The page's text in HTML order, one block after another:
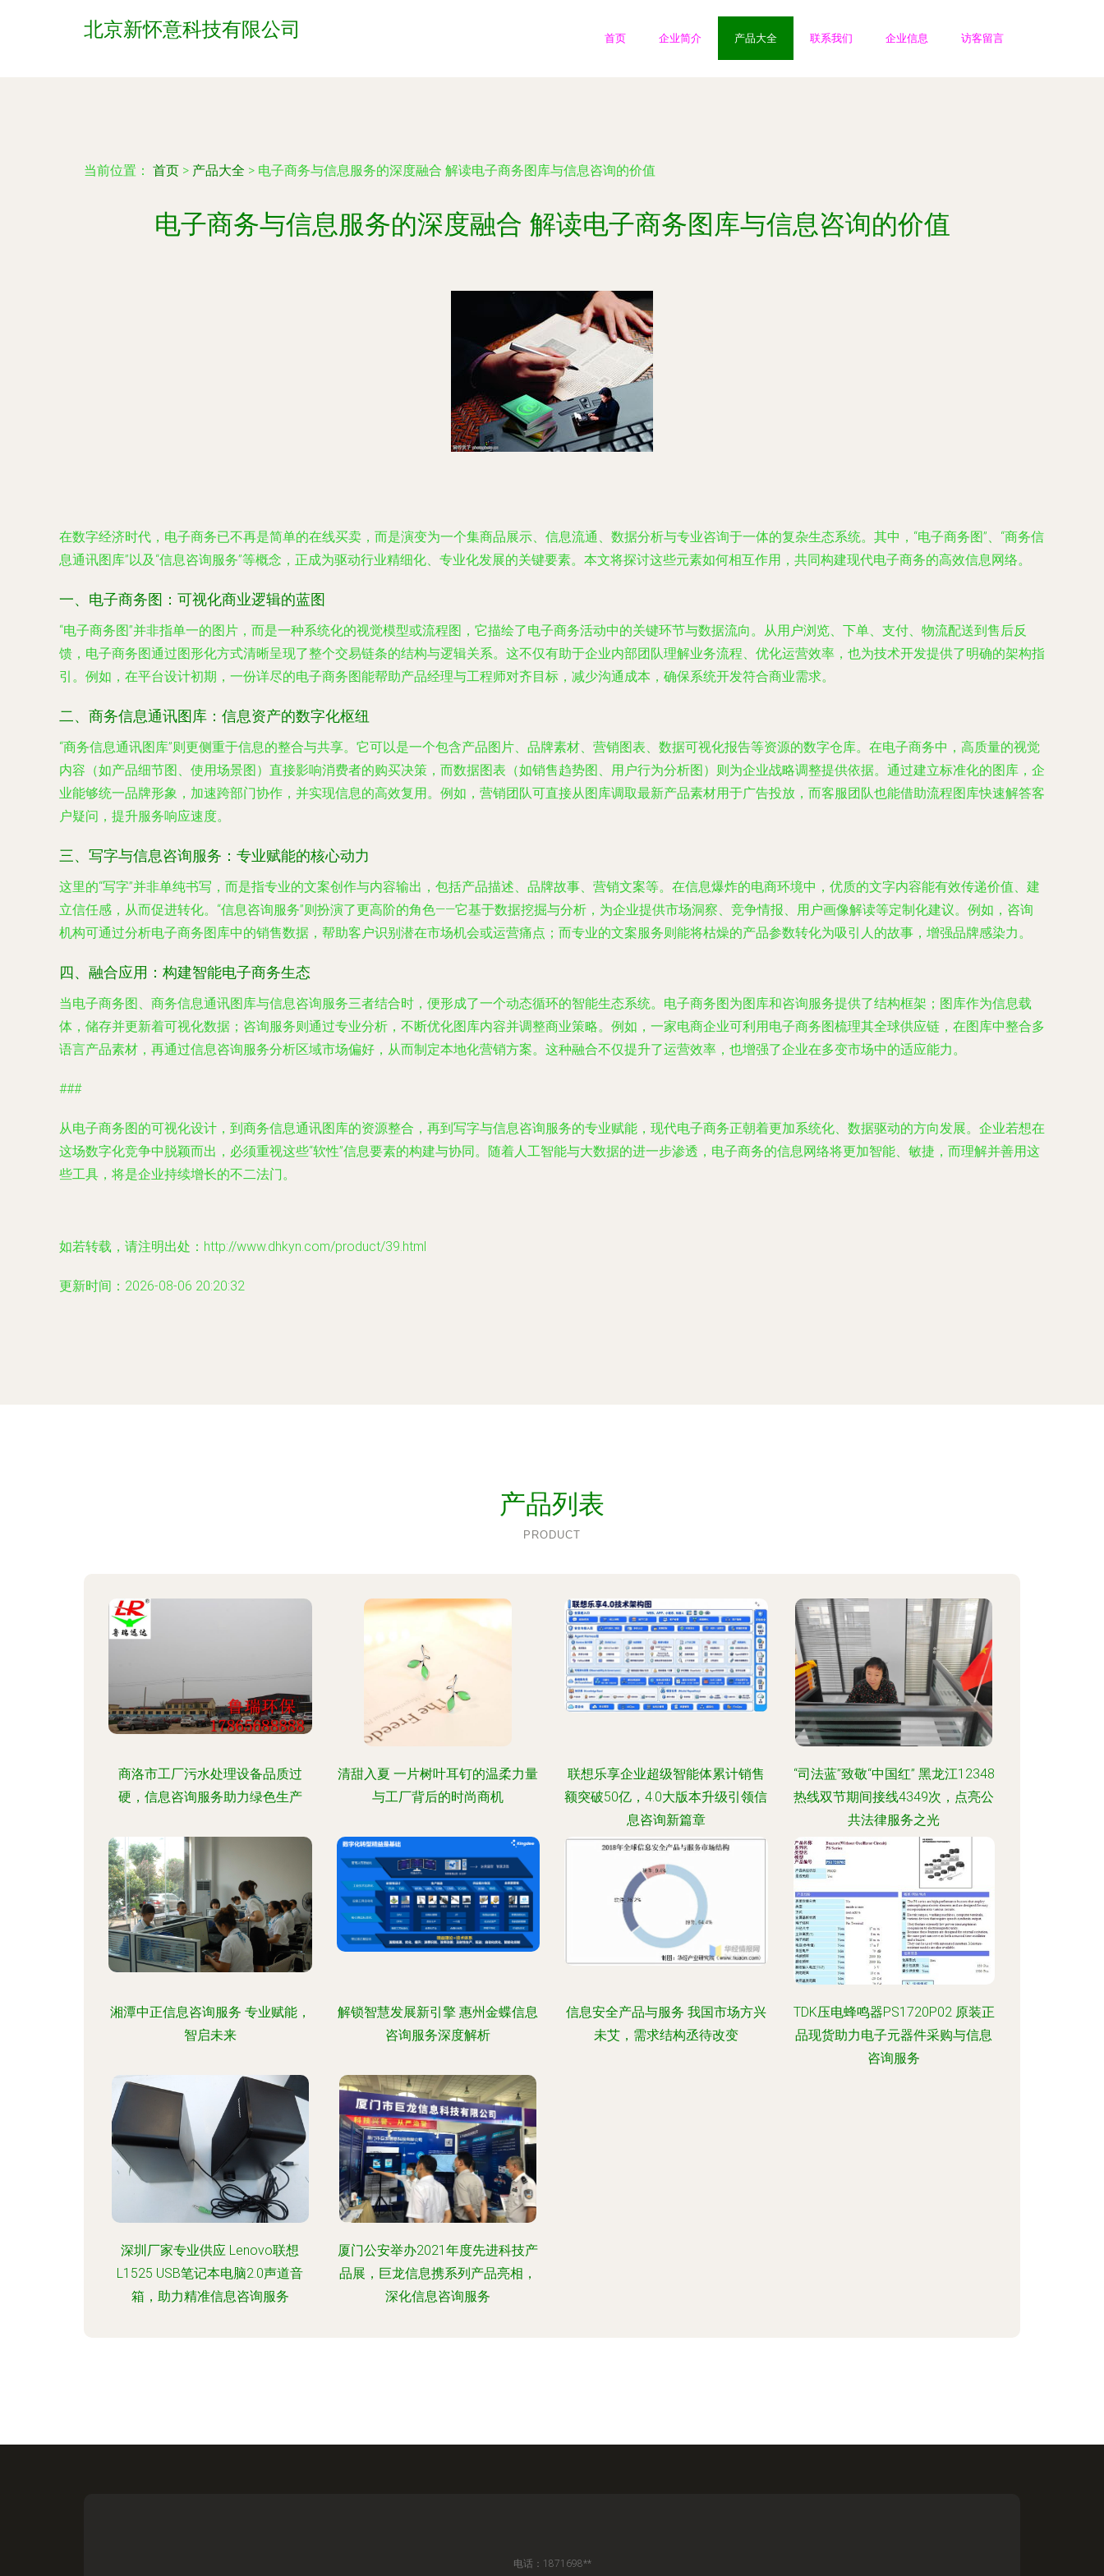
北京新怀意科技有限公司 首页 企业简介 产品大全 联系我们 企业信息 访客留言
当前位置： 首页 > 产品大全 > 电子商务与信息服务的深度融合 解读电子商务图库与信息咨询的价值
电子商务与信息服务的深度融合 解读电子商务图库与信息咨询的价值
在数字经济时代，电子商务已不再是简单的在线买卖，而是演变为一个集商品展示、信息流通、数据分析与专业咨询于一体的复杂生态系统。其中，“电子商务图”、“商务信
息通讯图库”以及“信息咨询服务”等概念，正成为驱动行业精细化、专业化发展的关键要素。本文将探讨这些元素如何相互作用，共同构建现代电子商务的高效信息网络。
一、电子商务图：可视化商业逻辑的蓝图
“电子商务图”并非指单一的图片，而是一种系统化的视觉模型或流程图，它描绘了电子商务活动中的关键环节与数据流向。从用户浏览、下单、支付、物流配送到售后反
馈，电子商务图通过图形化方式清晰呈现了整个交易链条的结构与逻辑关系。这不仅有助于企业内部团队理解业务流程、优化运营效率，也为技术开发提供了明确的架构指
引。例如，在平台设计初期，一份详尽的电子商务图能帮助产品经理与工程师对齐目标，减少沟通成本，确保系统开发符合商业需求。
二、商务信息通讯图库：信息资产的数字化枢纽
“商务信息通讯图库”则更侧重于信息的整合与共享。它可以是一个包含产品图片、品牌素材、营销图表、数据可视化报告等资源的数字仓库。在电子商务中，高质量的视觉
内容（如产品细节图、使用场景图）直接影响消费者的购买决策，而数据图表（如销售趋势图、用户行为分析图）则为企业战略调整提供依据。通过建立标准化的图库，企
业能够统一品牌形象，加速跨部门协作，并实现信息的高效复用。例如，营销团队可直接从图库调取最新产品素材用于广告投放，而客服团队也能借助流程图库快速解答客
户疑问，提升服务响应速度。
三、写字与信息咨询服务：专业赋能的核心动力
这里的“写字”并非单纯书写，而是指专业的文案创作与内容输出，包括产品描述、品牌故事、营销文案等。在信息爆炸的电商环境中，优质的文字内容能有效传递价值、建
立信任感，从而促进转化。“信息咨询服务”则扮演了更高阶的角色——它基于数据挖掘与分析，为企业提供市场洞察、竞争情报、用户画像解读等定制化建议。例如，咨询
机构可通过分析电子商务图库中的销售数据，帮助客户识别潜在市场机会或运营痛点；而专业的文案服务则能将枯燥的产品参数转化为吸引人的故事，增强品牌感染力。
四、融合应用：构建智能电子商务生态
当电子商务图、商务信息通讯图库与信息咨询服务三者结合时，便形成了一个动态循环的智能生态系统。电子商务图为图库和咨询服务提供了结构框架；图库作为信息载
体，储存并更新着可视化数据；咨询服务则通过专业分析，不断优化图库内容并调整商业策略。例如，一家电商企业可利用电子商务图梳理其全球供应链，在图库中整合多
语言产品素材，再通过信息咨询服务分析区域市场偏好，从而制定本地化营销方案。这种融合不仅提升了运营效率，也增强了企业在多变市场中的适应能力。
###
从电子商务图的可视化设计，到商务信息通讯图库的资源整合，再到写字与信息咨询服务的专业赋能，现代电子商务正朝着更加系统化、数据驱动的方向发展。企业若想在
这场数字化竞争中脱颖而出，必须重视这些“软性”信息要素的构建与协同。随着人工智能与大数据的进一步渗透，电子商务的信息网络将更加智能、敏捷，而理解并善用这
些工具，将是企业持续增长的不二法门。
如若转载，请注明出处：http://www.dhkyn.com/product/39.html
更新时间：2026-08-06 20:20:32
产品列表
PRODUCT
商洛市工厂污水处理设备品质过
硬，信息咨询服务助力绿色生产
清甜入夏 一片树叶耳钉的温柔力量
与工厂背后的时尚商机
联想乐享企业超级智能体累计销售
额突破50亿，4.0大版本升级引领信
息咨询新篇章
“司法蓝”致敬“中国红” 黑龙江12348
热线双节期间接线4349次，点亮公
共法律服务之光
湘潭中正信息咨询服务 专业赋能，
智启未来
解锁智慧发展新引擎 惠州金蝶信息
咨询服务深度解析
信息安全产品与服务 我国市场方兴
未艾，需求结构丞待改变
TDK压电蜂鸣器PS1720P02 原装正
品现货助力电子元器件采购与信息
咨询服务
深圳厂家专业供应 Lenovo联想
L1525 USB笔记本电脑2.0声道音
箱，助力精准信息咨询服务
厦门公安举办2021年度先进科技产
品展，巨龙信息携系列产品亮相，
深化信息咨询服务
电话：1871698**